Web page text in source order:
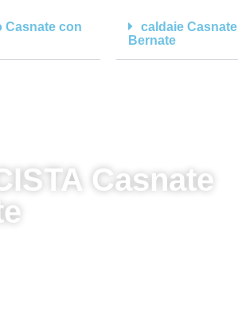
Casnate con
caldaie
Bernate
Casnate